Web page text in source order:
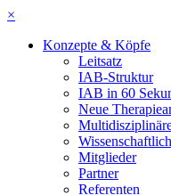
×
Konzepte & Köpfe
Leitsatz
IAB-Struktur
IAB in 60
Neue
Mitglieder
Partner
Referenten